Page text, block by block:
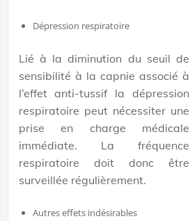
Dépression respiratoire
Lié à la diminution du seuil de
sensibilité à la capnie associé à
l’effet anti-tussif la dépression
respiratoire peut nécessiter une
prise en charge médicale
immédiate. La fréquence
respiratoire doit donc être
surveillée régulièrement.
Autres effets indésirables